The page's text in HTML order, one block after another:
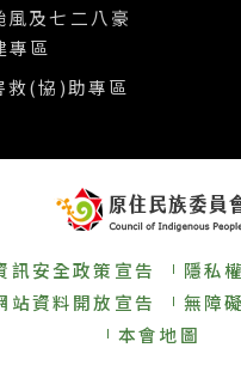
及七二八豪
專區
(協)助專區
訊安全政策宣告
隱私
站資料開放宣告
無障
本會地圖